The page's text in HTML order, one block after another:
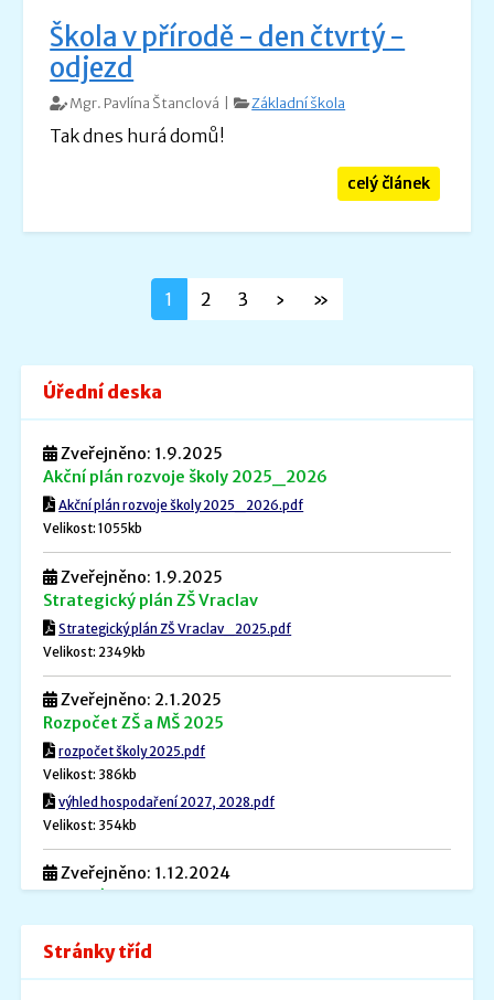
Škola v přírodě - den čtvrtý -
odjezd
Mgr. Pavlína Štanclová | Základní škola
Tak dnes hurá domů!
celý článek
1 2 3 › »
Úřední deska
Zveřejněno: 1.9.2025
Akční plán rozvoje školy 2025_2026
Akční plán rozvoje školy 2025_2026.pdf
Velikost: 1055kb
Zveřejněno: 1.9.2025
Strategický plán ZŠ Vraclav
Strategický plán ZŠ Vraclav_2025.pdf
Velikost: 2349kb
Zveřejněno: 2.1.2025
Rozpočet ZŠ a MŠ 2025
rozpočet školy 2025.pdf
Velikost: 386kb
výhled hospodaření 2027, 2028.pdf
Velikost: 354kb
Zveřejněno: 1.12.2024
Povinné informace.pdf
Velikost: 240kb
Stránky tříd